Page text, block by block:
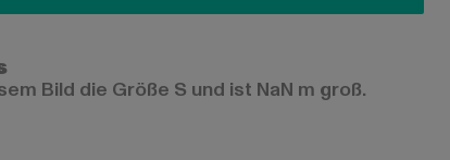
Bild die Größe S und ist NaN m groß.